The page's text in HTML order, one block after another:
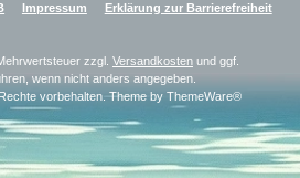
Impressum Erklärung zur Barrierefreiheit
zzgl. Versandkosten und ggf.
wenn nicht anders angegeben.
vorbehalten. Theme by ThemeWare®